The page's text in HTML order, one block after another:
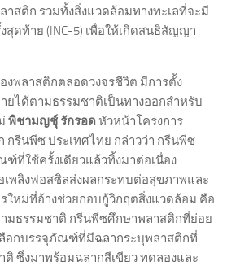
สติก รวมทั้งสิ่งแวดล้อมทางทะเลที่จะมี
สุดท้าย (INC-5) เพื่อให้เกิดสนธิสัญญา
งพลาสติกตลอดวงจรชีวิต มีการตั้ง
ยได้ตามธรรมชาติเป็นทางออกสำหรับ
พิชามญชุ์ รักรอดหัวหน้าโครงการ
รีนพีซ ประเทศไทย กล่าวว่า กรีนพีซ
ที่ใช้ครั้งเดียวแล้วทิ้งมาต่อเนื่อง
พลิงฟอสซิลส่งผลกระทบต่อสุขภาพและ
ใหม่ที่อ้างช่วยกอบกู้วิกฤตสิ่งแวดล้อม คือ
มธรรมชาติ กรีนพีซศึกษาพลาสติกที่ย่อย
อกบรรจุภัณฑ์ที่มีฉลากระบุพลาสติกที่
ซึ่งมาพร้อมฉลากสีเขียว ทดลองและ